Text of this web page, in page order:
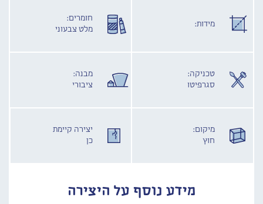
מידות:
חומרים:
מלט צבעוני
טכניקה:
סגרפיטו
מבנה:
ציבורי
מיקום:
חוץ
יצירה קיימת
כן
מידע נוסף על היצירה